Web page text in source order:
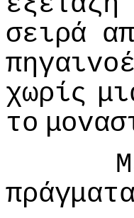
σειρά
χωρίς
τo
πράγματα